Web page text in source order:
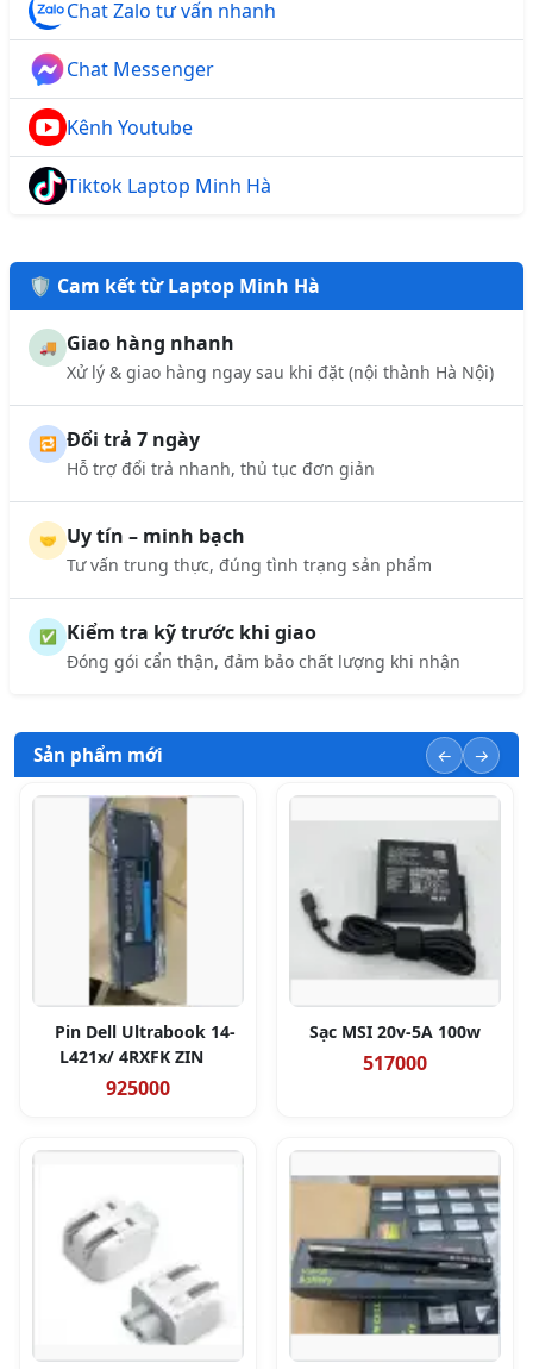
Chat Zalo tư vấn nhanh
Chat Messenger
Kênh Youtube
Tiktok Laptop Minh Hà
🛡️ Cam kết từ Laptop Minh Hà
🚚 Giao hàng nhanh
Xử lý & giao hàng ngay sau khi đặt (nội thành Hà Nội)
🔁 Đổi trả 7 ngày
Hỗ trợ đổi trả nhanh, thủ tục đơn giản
🤝 Uy tín – minh bạch
Tư vấn trung thực, đúng tình trạng sản phẩm
✅ Kiểm tra kỹ trước khi giao
Đóng gói cẩn thận, đảm bảo chất lượng khi nhận
Sản phẩm mới
Pin Dell Ultrabook 14-
L421x/ 4RXFK ZIN
925000
Sạc MSI 20v-5A 100w
517000